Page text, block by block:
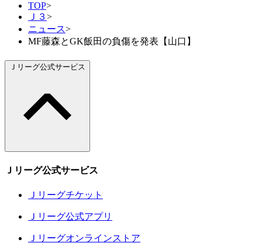
TOP>
Ｊ３>
ニュース>
MF藤森とGK飯田の負傷を発表【山口】
Ｊリーグ公式サービス
Ｊリーグ公式サービス
Ｊリーグチケット
Ｊリーグ公式アプリ
Ｊリーグオンラインストア